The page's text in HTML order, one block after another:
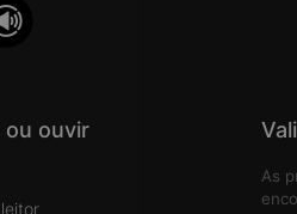
ou ouvir
As